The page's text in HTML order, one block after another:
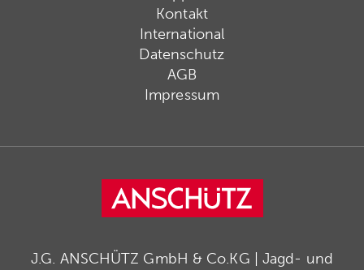
Kontakt
International
Datenschutz
AGB
Impressum
J.G. ANSCHÜTZ GmbH & Co.KG | Jagd- und